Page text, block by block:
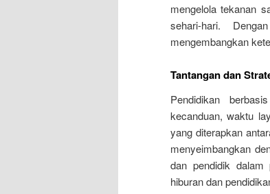
mengelola tekanan
sehari-hari.
mengembangkan
Tantangan dan
Pendidikan
kecanduan, waktu
yang diterapkan
menyeimbangkan
dan pendidik dalam
hiburan dan